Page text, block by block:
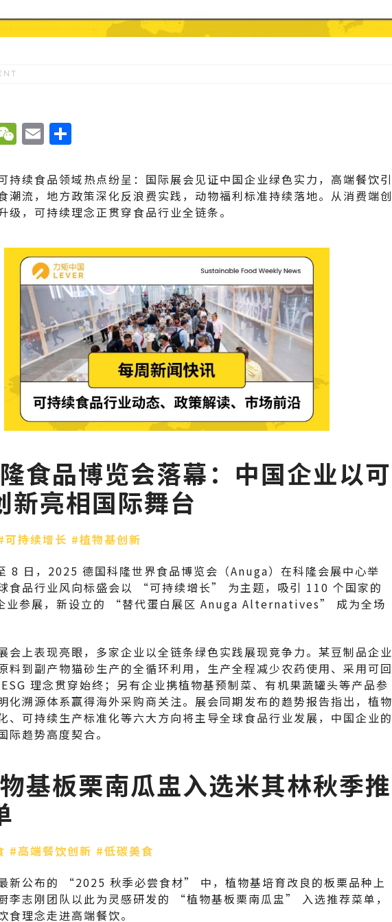
b
W
C
h
a
t
E
ai
l
持续食品领域热点纷呈：国际展会见证中国企业绿色实力，高端餐饮引
潮流，地方政策深化反浪费实践，动物福利标准持续落地。从消费端创
级，可持续理念正贯穿食品行业全链条。
食品博览会落幕：中国企业以可
新亮相国际舞台
可持续增长 #植物基创新
8 日，2025 德国科隆世界食品博览会（Anuga）在科隆会展中心举
食品行业风向标盛会以 “可持续增长” 为主题，吸引 110 个国家的
业参展，新设立的 “替代蛋白展区 Anuga Alternatives” 成为全场
会上表现亮眼，多家企业以全链条绿色实践展现竞争力。某豆制品企业
料到副产物猫砂生产的全循环利用，生产全程减少农药使用、采用可回
理念贯穿始终；另有企业携植物基预制菜、有机果蔬罐头等产品参
化溯源体系赢得海外采购商关注。展会同期发布的趋势报告指出，植物
、可持续生产标准化等六大方向将主导全球食品行业发展，中国企业的
际趋势高度契合。
基板栗南瓜盅入选米其林秋季推
#高端餐饮创新 #低碳美食
新公布的 “2025 秋季必尝食材” 中，植物基培育改良的板栗品种上
李志刚团队以此为灵感研发的 “植物基板栗南瓜盅” 入选推荐菜单，
食理念走进高端餐饮。